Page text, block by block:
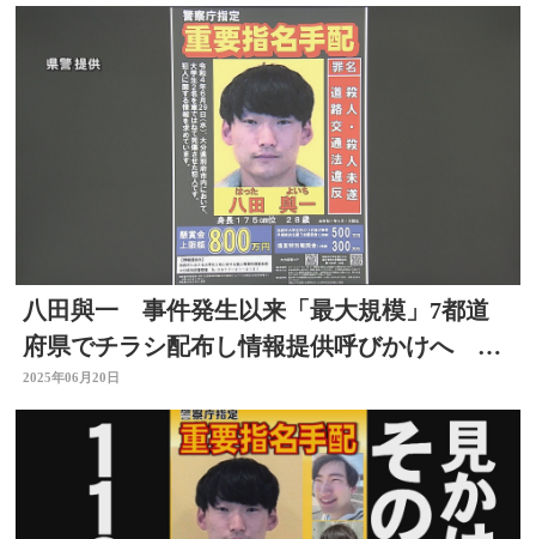
八田與一 事件発生以来「最大規模」7都道
府県でチラシ配布し情報提供呼びかけへ 別
府ひき逃げ 大分
2025年06月20日